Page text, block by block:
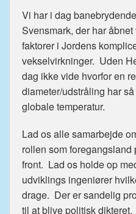
Vi har i dag
Svensmark, der har
faktorer i Jordens
vekselvirkninger. Uden
dag ikke vide hvorfor en
diameter/udstråling har
globale temperatur.
Lad os alle samarbejde
rollen som
front. Lad os holde op
udviklings ingeniører
drage. Der er sandelig
til at blive politisk dikteret.